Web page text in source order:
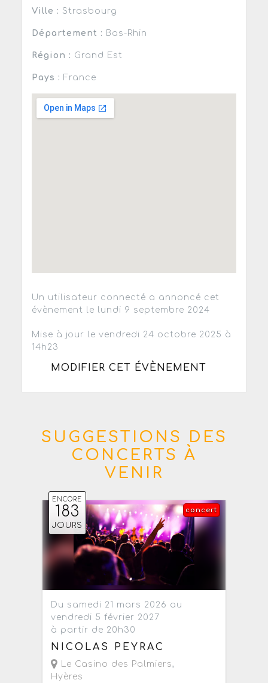
Ville : Strasbourg
Département : Bas-Rhin
Région : Grand Est
Pays : France
Un utilisateur connecté a annoncé cet
évènement le lundi 9 septembre 2024
Mise à jour le vendredi 24 octobre 2025 à
14h23
MODIFIER CET ÉVÈNEMENT
SUGGESTIONS DES
CONCERTS À
VENIR
ENCORE
183
JOURS
concert
Du samedi 21 mars 2026 au
vendredi 5 février 2027
à partir de 20h30
NICOLAS PEYRAC
Le Casino des Palmiers,
Hyères